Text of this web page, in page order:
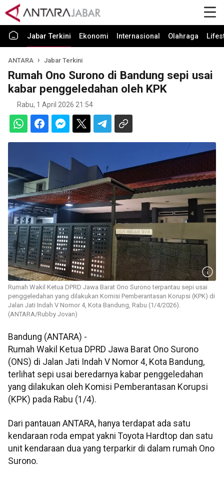
Jabar Terkini Ekonomi Internasional Olahraga
ANTARA Jabar Terkini
Rumah Ono Surono di Bandung sepi usai
kabar penggeledahan oleh KPK
Rabu, 1 April 2026 21:54
Rumah Wakil Ketua DPRD Jawa Barat Ono Surono terpantau sepi usai
penggeledahan yang dilakukan Komisi Pemberantasan Korupsi (KPK) di
Jalan Jati Indah V Nomor 4, Kota Bandung, Rabu (1/4/2026).
(ANTARA/Rubby Jovan)
Bandung (ANTARA) -
Rumah Wakil Ketua DPRD Jawa Barat Ono Surono
(ONS) di Jalan Jati Indah V Nomor 4, Kota Bandung,
terlihat sepi usai beredarnya kabar penggeledahan
yang dilakukan oleh Komisi Pemberantasan Korupsi
(KPK) pada Rabu (1/4).
Dari pantauan ANTARA, hanya terdapat ada satu
kendaraan roda empat yakni Toyota Hardtop dan satu
unit kendaraan dua yang terparkir di dalam rumah Ono
Surono.